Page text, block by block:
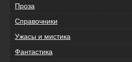
Проза
Справочники
Ужасы и мистика
Фантастика